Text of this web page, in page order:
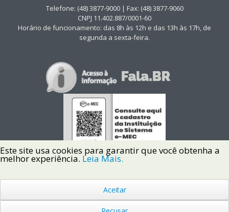
Telefone: (48) 3877-9000 | Fax: (48) 3877-9060
CNPJ 11.402.887/0001-60
Horário de funcionamento: das 8h às 12h e das 13h às 17h, de
segunda a sexta-feira.
Copyright © 2022 Instituto Federal de Santa Catarina IFSC
Todos os Direitos Reservados.
Este site usa cookies para garantir que você obtenha a
melhor experiência. Leia Mais.
Aceitar